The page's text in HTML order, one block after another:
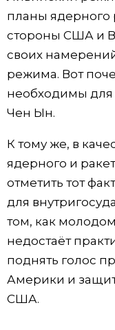
планы ядерного
стороны США и
своих
режима. Вот
необходимы
Чен Ын.
К тому же, в
ядерного и
отметить тот
для
том, как
недостаёт
поднять голос
Америки и
США.